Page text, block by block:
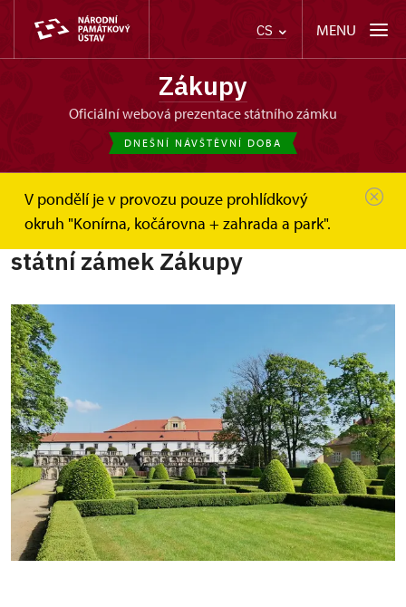
CS MENU
Zákupy
oficiální webová prezentace státního zámku
DNEŠNÍ NÁVŠTĚVNÍ DOBA
V pondělí je v provozu pouze prohlídkový
okruh "Konírna, kočárovna + zahrada a park".
Zákupy O zámku
státní zámek Zákupy